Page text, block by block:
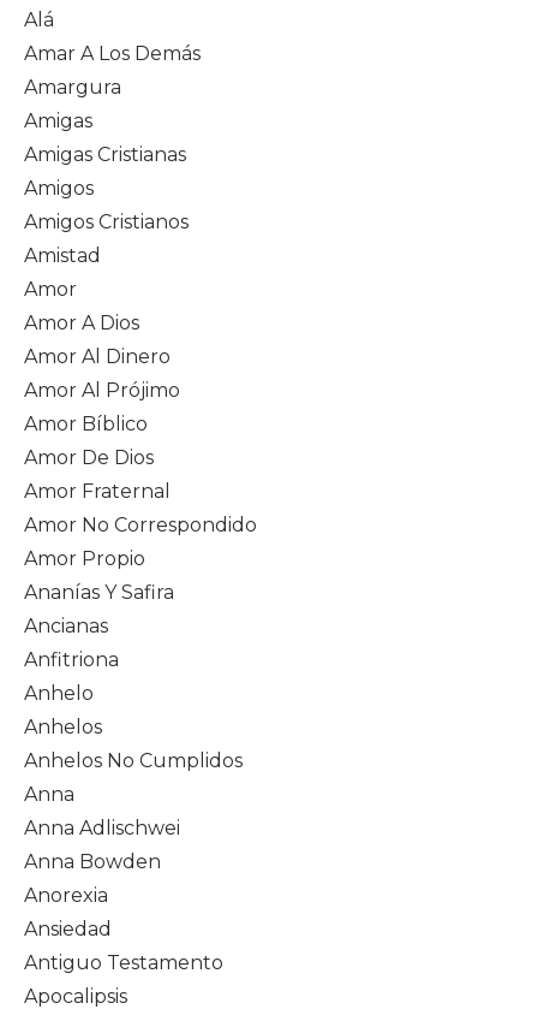
Alá
Amar A Los Demás
Amargura
Amigas
Amigas Cristianas
Amigos
Amigos Cristianos
Amistad
Amor
Amor A Dios
Amor Al Dinero
Amor Al Prójimo
Amor Bíblico
Amor De Dios
Amor Fraternal
Amor No Correspondido
Amor Propio
Ananías Y Safira
Ancianas
Anfitriona
Anhelo
Anhelos
Anhelos No Cumplidos
Anna
Anna Adlischwei
Anna Bowden
Anorexia
Ansiedad
Antiguo Testamento
Apocalipsis